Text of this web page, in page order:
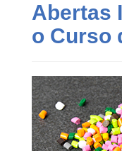
Abertas
o Curso